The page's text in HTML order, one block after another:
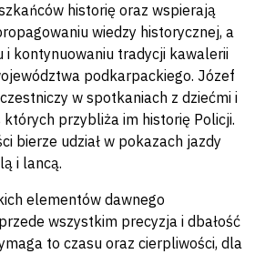
historię oraz wspierają
wiedzy historycznej, a
i kontynuowaniu tradycji kawalerii
podkarpackiego. Józef
w spotkaniach z dziećmi i
których przybliża im historię Policji.
bierze udział w pokazach jazdy
i lancą.
elementów dawnego
wszystkim precyzja i dbałość
to czasu oraz cierpliwości, dla